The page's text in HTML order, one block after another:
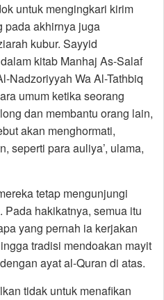
untuk mengingkari kirim
pada akhirnya juga
kubur. Sayyid
kitab Manhaj As-Salaf
Nadzoriyyah Wa Al-Tathbiq
umum ketika seorang
dan membantu orang lain,
akan menghormati,
seperti para auliya’, ulama,
tetap mengunjungi
hakikatnya, semua itu
yang pernah ia kerjakan
tradisi mendoakan mayit
ayat al-Quran di atas.
tidak untuk menafikan